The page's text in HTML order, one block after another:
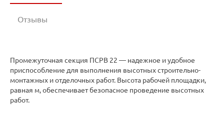
Отзывы
Промежуточная секция ПСРВ 22 — надежное и удобное
приспособление для выполнения высотных строительно-
монтажных и отделочных работ. Высота рабочей площадки,
равная м, обеспечивает безопасное проведение высотных
работ.